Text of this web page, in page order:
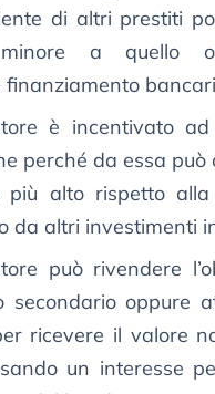
di altri prestiti
minore a quello
è incentivato ad
perché da essa può
più alto rispetto
da altri investimenti
può rivendere
secondario oppure
ricevere il valore
un interesse